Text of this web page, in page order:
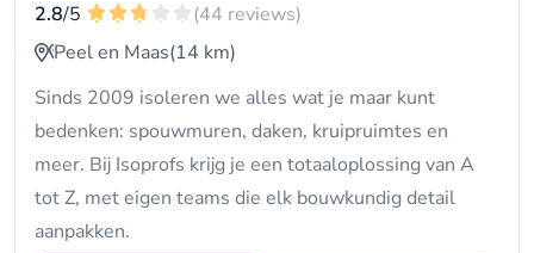
2.8/5
(44 reviews)
Peel en Maas(14 km)
Sinds 2009 isoleren we alles wat je maar kunt
bedenken: spouwmuren, daken, kruipruimtes en
meer. Bij Isoprofs krijg je een totaaloplossing van A
tot Z, met eigen teams die elk bouwkundig detail
aanpakken.